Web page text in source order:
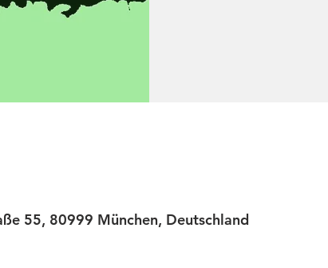
55, 80999 München, Deutschland